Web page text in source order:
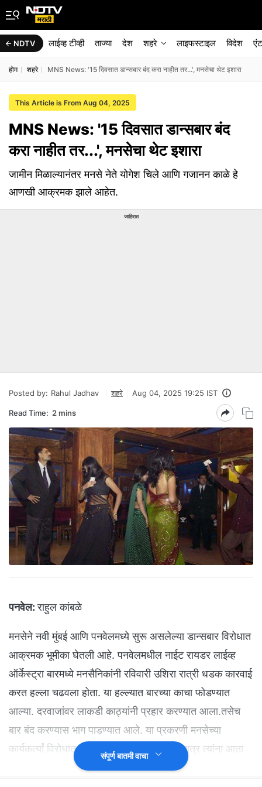
NDTV लाईव्ह टीव्ही ताज्या देश शहरे लाइफस्टाइल विदेश
होम शहरे MNS News: '15 दिवसात डान्सबार बंद करा नाहीत तर...', मनसेचा थेट इशारा
This Article is From Aug 04, 2025
MNS News: '15 दिवसात डान्सबार बंद
करा नाहीत तर...', मनसेचा थेट इशारा
जामीन मिळाल्यानंतर मनसे नेते योगेश चिले आणि गजानन काळे हे
आणखी आक्रमक झाले आहेत.
जाहिरात
Posted by: Rahul Jadhav शहरे Aug 04, 2025 19:25 IST
Read Time: 2 mins
पनवेल: राहुल कांबळे
मनसेने नवी मुंबई आणि पनवेलमध्ये सुरू असलेल्या डान्सबार विरोधात
आक्रमक भूमीका घेतली आहे. पनवेलमधील नाईट रायडर लाईव्ह
ऑर्केस्ट्रा बारमध्ये मनसैनिकांनी रविवारी उशिरा रात्री धडक कारवाई
करत हल्ला चढवला होता. या हल्ल्यात बारच्या काचा फोडण्यात
आल्या. दरवाजांवर लाकडी काठ्यांनी प्रहार करण्यात आला.तसेच
बार बंद करण्यास भाग पाडण्यात आले. या प्रकरणी मनसेच्या
कार्यकर्त्यां विरोधात गुन्हा दाखल करण्यात आला. मात्र त्यांना आता
जामीनही मंजूर झाला आहे. त्यानंतर मनसैनिक आणखी आक्रमक
संपूर्ण बातमी वाचा